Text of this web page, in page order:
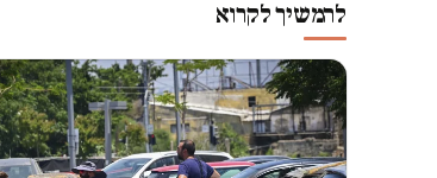
להמשיך לקרוא